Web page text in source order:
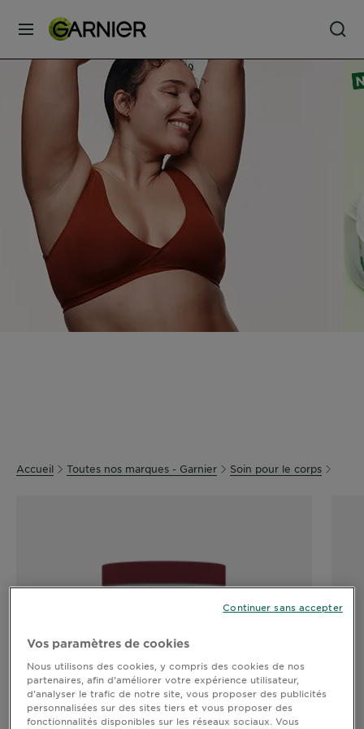
MENU
SOINS
VISAGE
CHEVEUX
COLORATION
SOLAIRE
l'ingrédient
Gisele
magazine
Accueil Toutes nos marques - Garnier Soin pour le corps
Vos paramètres de cookies
Nous utilisons des cookies, y compris des cookies de nos
partenaires, afin d’améliorer votre expérience utilisateur,
d’analyser le trafic de notre site, vous proposer des publicités
personnalisées sur des sites tiers et vous proposer des
fonctionnalités disponibles sur les réseaux sociaux. Vous
Continuer sans accepter